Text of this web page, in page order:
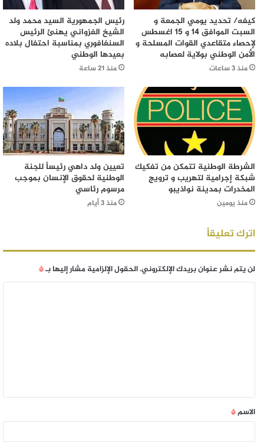
كيفه/ تحديد يومي الجمعة و
السبت الموافق 14 و 15 اغسطس
لإحصاء متقاعدي القوات المسلحة و
الأمن الوطني بولاية لعصابه
منذ 3 ساعات
رئيس الجمهورية السيد محمد ولد
الشيخ الغزواني يهنئ الرئيس
السنغافوري بمناسبة احتفال بلاده
بعيدها الوطني
منذ 21 ساعة
الشرطة الوطنية تتمكن من تفكيك
شبكة إجرامية لتهريب و ترويج
المخدرات بمدينة نواذيبو
منذ يومين
تعيين ولد داهي رئيساً للجنة
الوطنية لحقوق الإنسان بموجب
مرسوم رئاسي
منذ 3 أيام
اترك تعليقاً
لن يتم نشر عنوان بريدك الإلكتروني.الحقول الإلزامية مشار إليها بـ*
الاسم*